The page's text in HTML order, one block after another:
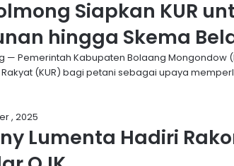
Siapkan KUR
hingga Skema
— Pemerintah Kabupaten Bolaang Mongondow
(KUR) bagi petani sebagai upaya
, 2025
Lumenta Hadiri